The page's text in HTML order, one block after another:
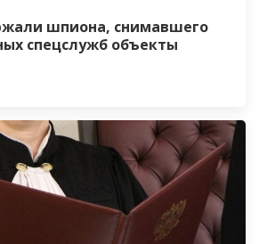
шпиона, снимавшего
спецслужб объекты